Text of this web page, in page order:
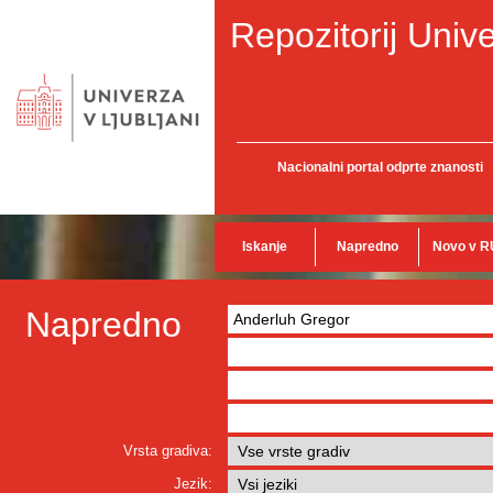
Repozitorij
Nacionalni portal odprte znanosti
Iskanje Napredno Novo v
Napredno
Vrsta gradiva:
Jezik: